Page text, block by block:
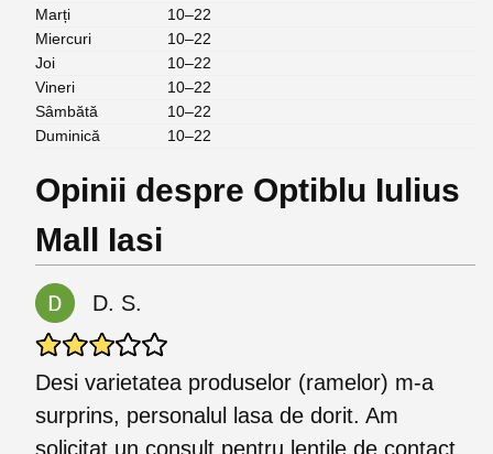
Marți
10–22
Miercuri
10–22
Joi
10–22
Vineri
10–22
Sâmbătă
10–22
Duminică
10–22
Opinii despre Optiblu Iulius
Mall Iasi
D. S.
Desi varietatea produselor (ramelor) m-a
surprins, personalul lasa de dorit. Am
solicitat un consult pentru lentile de contact,